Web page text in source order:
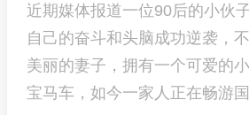
近期媒体报道一位90后的小伙
自己的奋斗和头脑成功逆袭，
美丽的妻子，拥有一个可爱的
宝马车，如今一家人正在畅游